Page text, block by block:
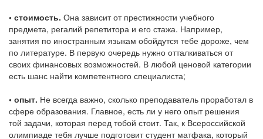
• стоимость. Она зависит от престижности учебного
предмета, регалий репетитора и его стажа. Например,
занятия по иностранным языкам обойдутся тебе дороже, чем
по литературе. В первую очередь нужно отталкиваться от
своих финансовых возможностей. В любой ценовой категории
есть шанс найти компетентного специалиста;
• опыт. Не всегда важно, сколько преподаватель проработал в
сфере образования. Главное, есть ли у него опыт решения
той задачи, которая перед тобой стоит. Так, к Всероссийской
олимпиаде тебя лучше подготовит студент матфака, который